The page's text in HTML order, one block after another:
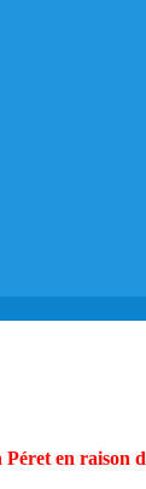
en raison